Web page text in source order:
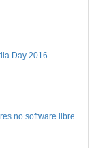
Day 2016
no software libre'